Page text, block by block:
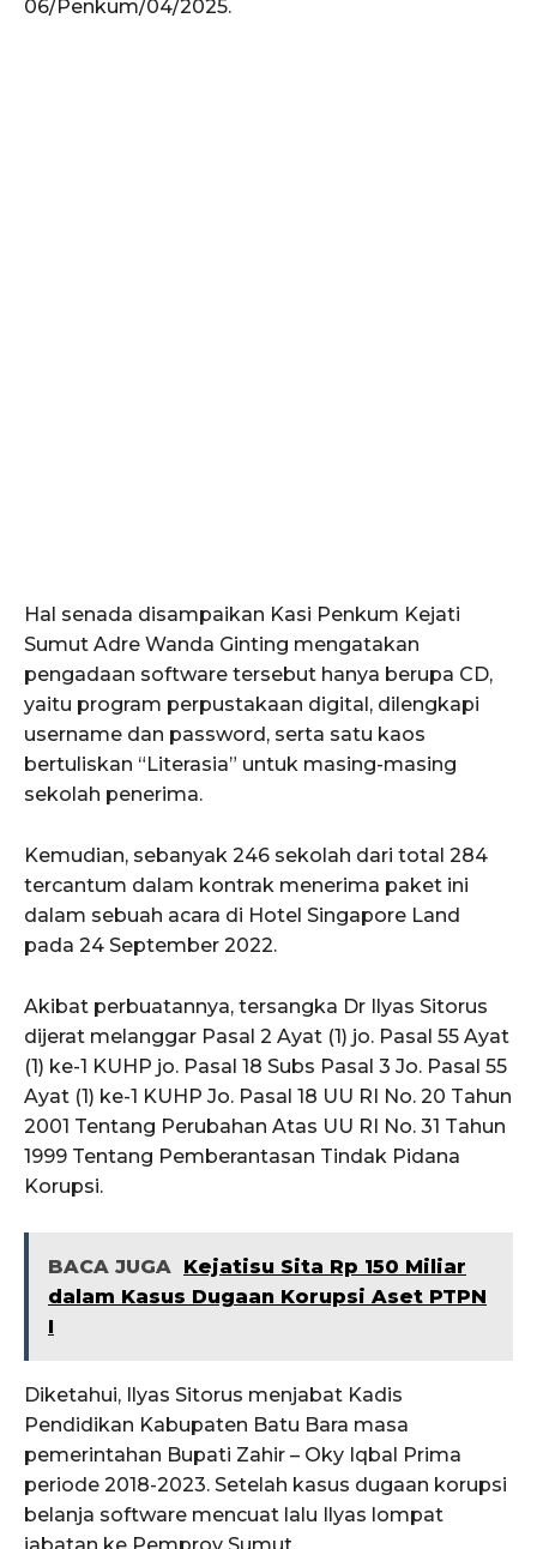
06/Penkum/04/2025.
Hal senada disampaikan Kasi Penkum Kejati
Sumut Adre Wanda Ginting mengatakan
pengadaan software tersebut hanya berupa CD,
yaitu program perpustakaan digital, dilengkapi
username dan password, serta satu kaos
bertuliskan “Literasia” untuk masing-masing
sekolah penerima.
Kemudian, sebanyak 246 sekolah dari total 284
tercantum dalam kontrak menerima paket ini
dalam sebuah acara di Hotel Singapore Land
pada 24 September 2022.
Akibat perbuatannya, tersangka Dr Ilyas Sitorus
dijerat melanggar Pasal 2 Ayat (1) jo. Pasal 55 Ayat
(1) ke-1 KUHP jo. Pasal 18 Subs Pasal 3 Jo. Pasal 55
Ayat (1) ke-1 KUHP Jo. Pasal 18 UU RI No. 20 Tahun
2001 Tentang Perubahan Atas UU RI No. 31 Tahun
1999 Tentang Pemberantasan Tindak Pidana
Korupsi.
BACA JUGA Kejatisu Sita Rp 150 Miliar
dalam Kasus Dugaan Korupsi Aset PTPN
I
Diketahui, Ilyas Sitorus menjabat Kadis
Pendidikan Kabupaten Batu Bara masa
pemerintahan Bupati Zahir – Oky Iqbal Prima
periode 2018-2023. Setelah kasus dugaan korupsi
belanja software mencuat lalu Ilyas lompat